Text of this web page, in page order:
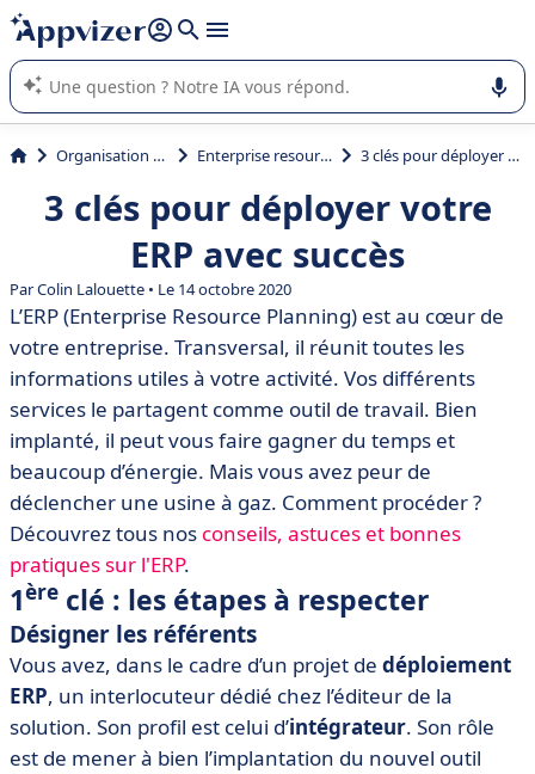
répondre (plusieurs lignes avec
L'IA de Appvizer vous guide dans l'utilisation ou la sélection de
logiciel SaaS en entreprise.
Organisation et planification Enterprise resource planning (ERP) 3 clés pour déployer votre ERP avec succès
3 clés pour déployer votre
ERP avec succès
Par Colin Lalouette • Le 14 octobre 2020
L’ERP (Enterprise Resource Planning) est au cœur de
votre entreprise. Transversal, il réunit toutes les
informations utiles à votre activité. Vos différents
services le partagent comme outil de travail. Bien
implanté, il peut vous faire gagner du temps et
beaucoup d’énergie. Mais vous avez peur de
déclencher une usine à gaz. Comment procéder ?
Découvrez tous nos conseils, astuces et bonnes
pratiques sur l'ERP.
1ère clé : les étapes à respecter
Désigner les référents
​Vous avez, dans le cadre d’un projet de déploiement
ERP, un interlocuteur dédié chez l’éditeur de la
solution. Son profil est celui d’intégrateur. Son rôle
est de mener à bien l’implantation du nouvel outil